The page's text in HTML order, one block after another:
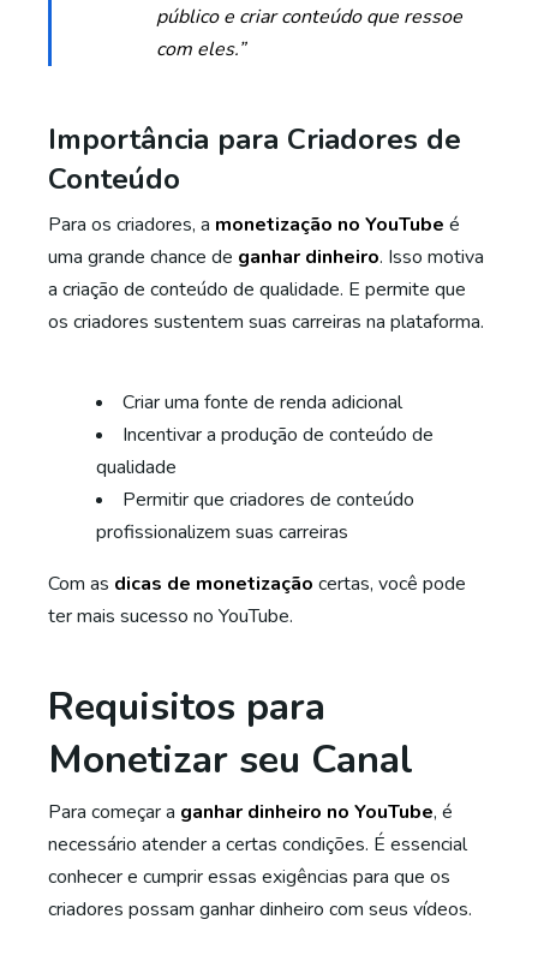
público e criar conteúdo que ressoe
com eles.”
Importância para Criadores de
Conteúdo
Para os criadores, a monetização no YouTube é
uma grande chance de ganhar dinheiro. Isso motiva
a criação de conteúdo de qualidade. E permite que
os criadores sustentem suas carreiras na plataforma.
Criar uma fonte de renda adicional
Incentivar a produção de conteúdo de
qualidade
Permitir que criadores de conteúdo
profissionalizem suas carreiras
Com as dicas de monetização certas, você pode
ter mais sucesso no YouTube.
Requisitos para
Monetizar seu Canal
Para começar a ganhar dinheiro no YouTube, é
necessário atender a certas condições. É essencial
conhecer e cumprir essas exigências para que os
criadores possam ganhar dinheiro com seus vídeos.